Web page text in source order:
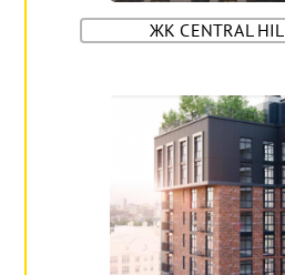
ЖК CENTRAL